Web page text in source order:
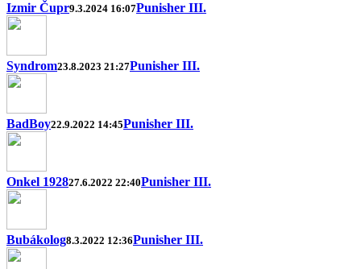
Izmir Čupr9.3.2024 16:07Punisher III.
Syndrom23.8.2023 21:27Punisher III.
BadBoy22.9.2022 14:45Punisher III.
Onkel 192827.6.2022 22:40Punisher III.
Bubákolog8.3.2022 12:36Punisher III.